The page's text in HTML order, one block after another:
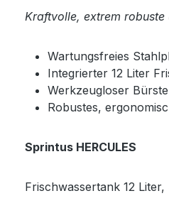
Kraftvolle, extrem robuste
Wartungsfreies
Integrierter 12 Liter
Werkzeugloser
Robustes,
Sprintus HERCULES
Frischwassertank 12